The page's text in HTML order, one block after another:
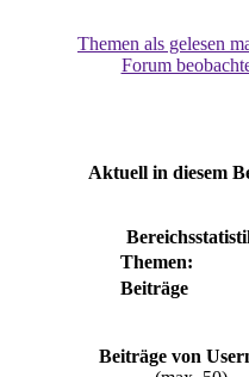
Themen als gelesen
Forum
Aktuell in diesem
Themen:
Beiträge
Beiträge von